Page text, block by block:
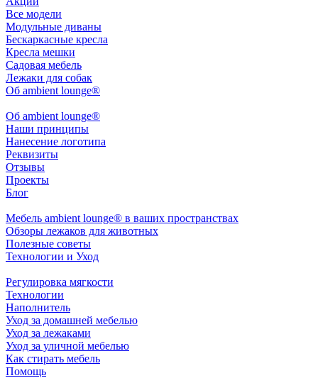
Все модели
Модульные диваны
Бескаркасные кресла
Кресла мешки
Садовая мебель
Лежаки для собак
Об ambient lounge®
Oб ambient lounge®
Наши принципы
Нанесение логотипа
Реквизиты
Отзывы
Проекты
Блог
Мебель ambient lounge® в ваших пространствах
Обзоры лежаков для животных
Полезные советы
Технологии и Уход
Регулировка мягкости
Технологии
Наполнитель
Уход за домашней мебелью
Уход за лежаками
Уход за уличной мебелью
Как стирать мебель
Помощь